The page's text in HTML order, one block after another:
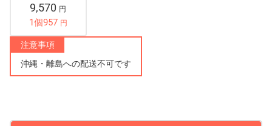
9,570 円
1個957 円
注意事項
沖縄・離島への配送不可です